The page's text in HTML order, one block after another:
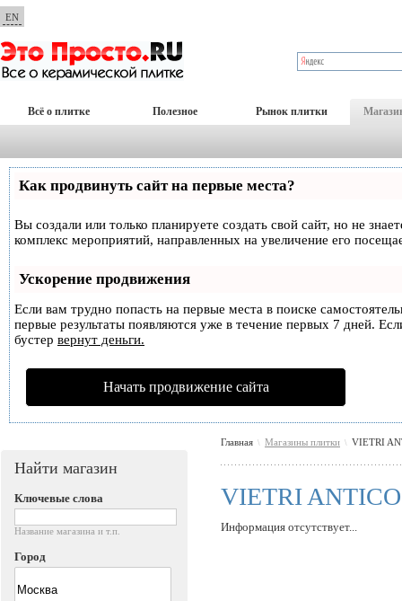
EN
Всё о плитке Полезное Рынок плитки
Как продвинуть сайт на первые места?
Вы создали или только планируете создать свой сайт, но не
комплекс мероприятий, направленных на увеличение его
Ускорение продвижения
Если вам трудно попасть на первые места в поиске
первые результаты появляются уже в течение первых 7 дней.
бустер вернут деньги.
Начать продвижение сайта
Главная \ Магазины плитки \ VIETRI
VIETRI ANTICO
Информация отсутствует...
Найти магазин
Ключевые слова
Название магазина и т.п.
Город